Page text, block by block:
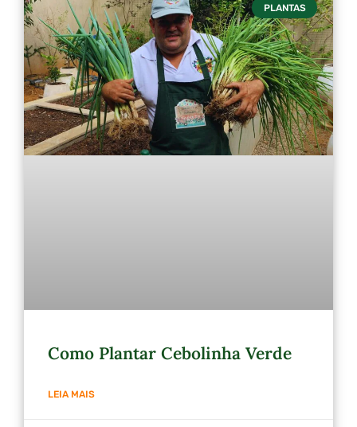
PLANTAS
Como Plantar Cebolinha Verde
LEIA MAIS